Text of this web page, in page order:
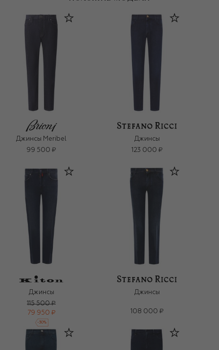
Джинсы Meribel
99 500 ₽
Джинсы
123 000 ₽
Джинсы
115 500 ₽
79 950 ₽
-30%
Джинсы
108 000 ₽